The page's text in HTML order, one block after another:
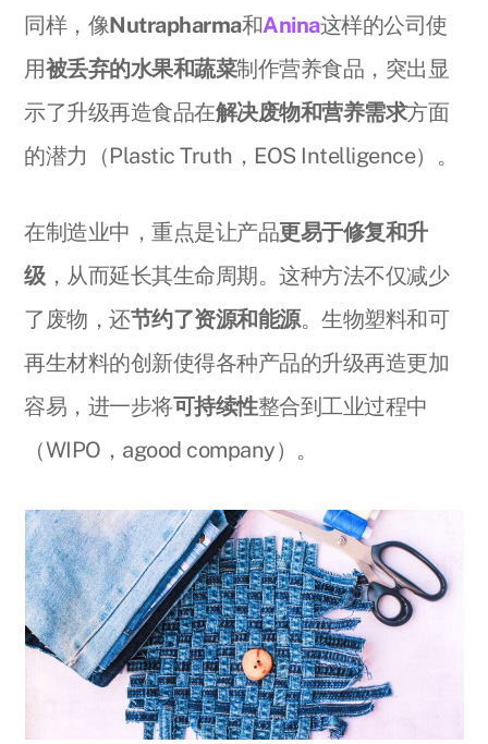
同样，像Nutrapharma和Anina这样的公司使
用被丢弃的水果和蔬菜制作营养食品，突出显
示了升级再造食品在解决废物和营养需求方面
的潜力（Plastic Truth，EOS Intelligence）。
在制造业中，重点是让产品更易于修复和升
级，从而延长其生命周期。这种方法不仅减少
了废物，还节约了资源和能源。生物塑料和可
再生材料的创新使得各种产品的升级再造更加
容易，进一步将可持续性整合到工业过程中
（WIPO，agood company）。